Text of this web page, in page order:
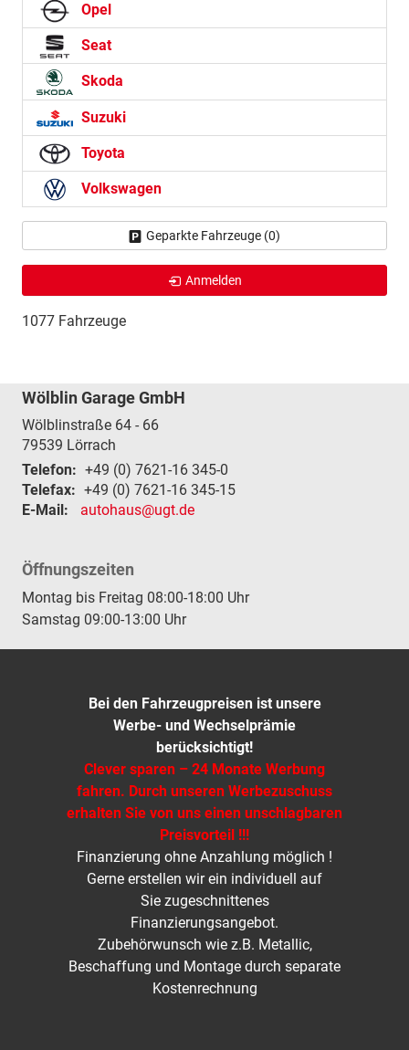
Opel
Seat
Skoda
Suzuki
Toyota
Volkswagen
Geparkte Fahrzeuge (0)
Anmelden
1077 Fahrzeuge
Wölblin Garage GmbH
Wölblinstraße 64 - 66
79539 Lörrach
Telefon: +49 (0) 7621-16 345-0
Telefax: +49 (0) 7621-16 345-15
E-Mail:
autohaus@ugt.de
Öffnungszeiten
Montag bis Freitag 08:00-18:00 Uhr
Samstag 09:00-13:00 Uhr
Bei den Fahrzeugpreisen ist unsere
Werbe- und Wechselprämie
berücksichtigt!
Clever sparen – 24 Monate Werbung
fahren. Durch unseren Werbezuschuss
erhalten Sie von uns einen unschlagbaren
Preisvorteil !!!
Finanzierung ohne Anzahlung möglich !
Gerne erstellen wir ein individuell auf
Sie zugeschnittenes
Finanzierungsangebot.
Zubehörwunsch wie z.B. Metallic,
Beschaffung und Montage durch separate
Kostenrechnung